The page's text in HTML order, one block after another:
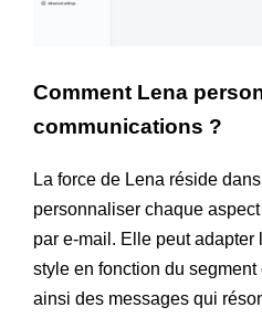
Comment Lena
communications ?
La force de Lena réside
personnaliser chaque
par e-mail. Elle peut adapter
style en fonction du
ainsi des messages qui